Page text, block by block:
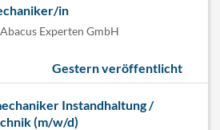
in
Abacus Experten GmbH
Gestern veröffentlicht
Instandhaltung /
(m/w/d)